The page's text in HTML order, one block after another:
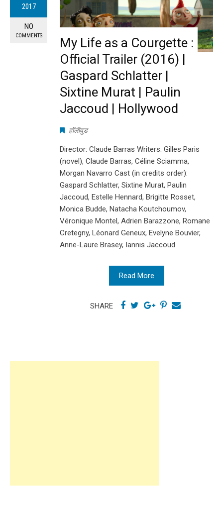
2017
NO
COMMENTS
My Life as a Courgette :
Official Trailer (2016) |
Gaspard Schlatter |
Sixtine Murat | Paulin
Jaccoud | Hollywood
हॉलीवुड
Director: Claude Barras Writers: Gilles Paris
(novel), Claude Barras, Céline Sciamma,
Morgan Navarro Cast (in credits order):
Gaspard Schlatter, Sixtine Murat, Paulin
Jaccoud, Estelle Hennard, Brigitte Rosset,
Monica Budde, Natacha Koutchoumov,
Véronique Montel, Adrien Barazzone, Romane
Cretegny, Léonard Geneux, Evelyne Bouvier,
Anne-Laure Brasey, Iannis Jaccoud
Read More
SHARE